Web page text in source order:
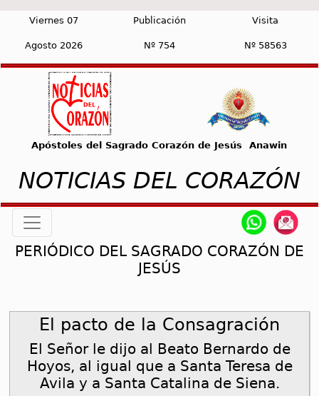
Viernes 07
Agosto 2026
Publicación
Nº 754
Visita
Nº 58563
Apóstoles del Sagrado Corazón de Jesús Anawin
NOTICIAS DEL CORAZÓN
PERIÓDICO DEL SAGRADO CORAZÓN DE
JESÚS
El pacto de la Consagración
El Señor le dijo al Beato Bernardo de
Hoyos, al igual que a Santa Teresa de
Avila y a Santa Catalina de Siena.